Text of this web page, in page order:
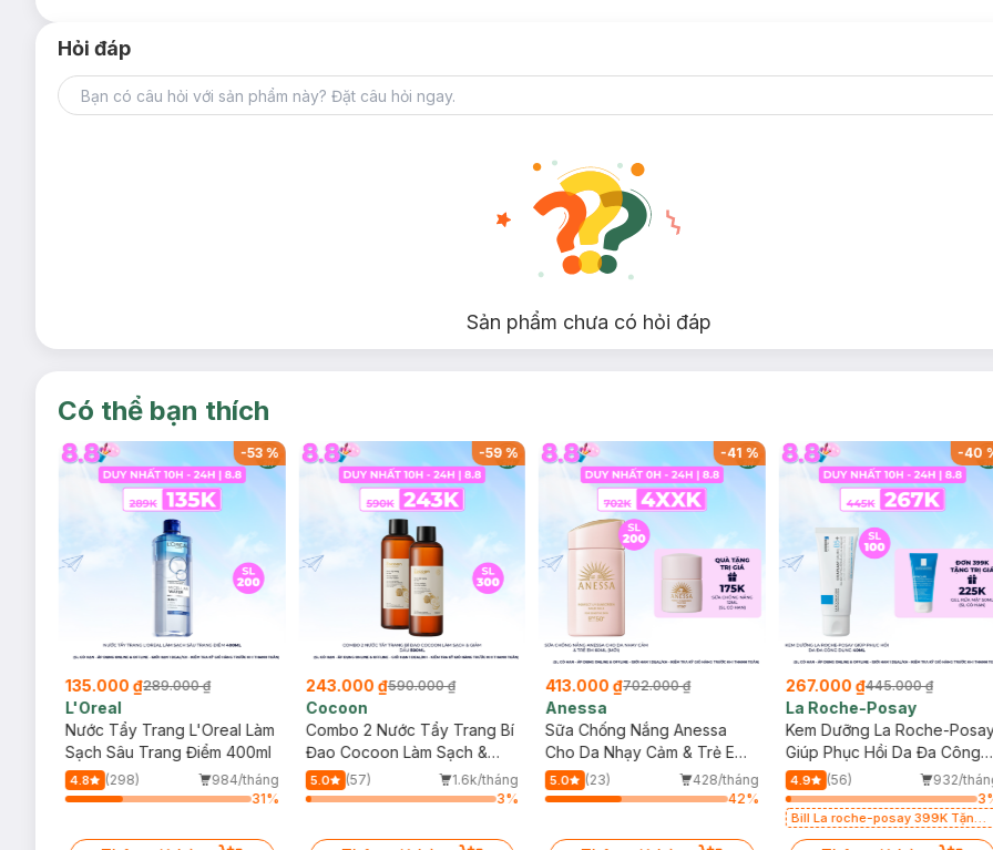
Hỏi đáp
Sản phẩm chưa có hỏi đáp
Có thể bạn thích
-53%
135.000 ₫289.000 ₫
L'Oreal
Nước Tẩy Trang L'Oreal Làm
Sạch Sâu Trang Điểm 400ml
4.8 (298)
984/tháng
31%
-59 %
243.000 ₫590.000 ₫
Cocoon
Combo 2 Nước Tẩy Trang Bí
Đao Cocoon Làm Sạch &
Giảm Dầu 500ml
5.0 (57)
1.6k/tháng
3%
-41 %
413.000 ₫702.000 ₫
Anessa
Sữa Chống Nắng Anessa
Cho Da Nhạy Cảm & Trẻ Em
60ml (Mới)
5.0 (23)
428/tháng
42%
-40
267.000 ₫445.000 ₫
La Roche-Posay
Kem Dưỡng La Roche-
Giúp Phục Hồi Da Đa Công
Dụng 40ml
4.9 (56)
932/
3
Bill La roche-posay 399K Tặng